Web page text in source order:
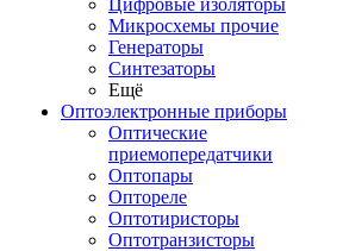
Цифровые изоляторы
Микросхемы прочие
Генераторы
Синтезаторы
Ещё
Оптоэлектронные приборы
Оптические
приемопередатчики
Оптопары
Оптореле
Оптотиристоры
Оптотранзисторы